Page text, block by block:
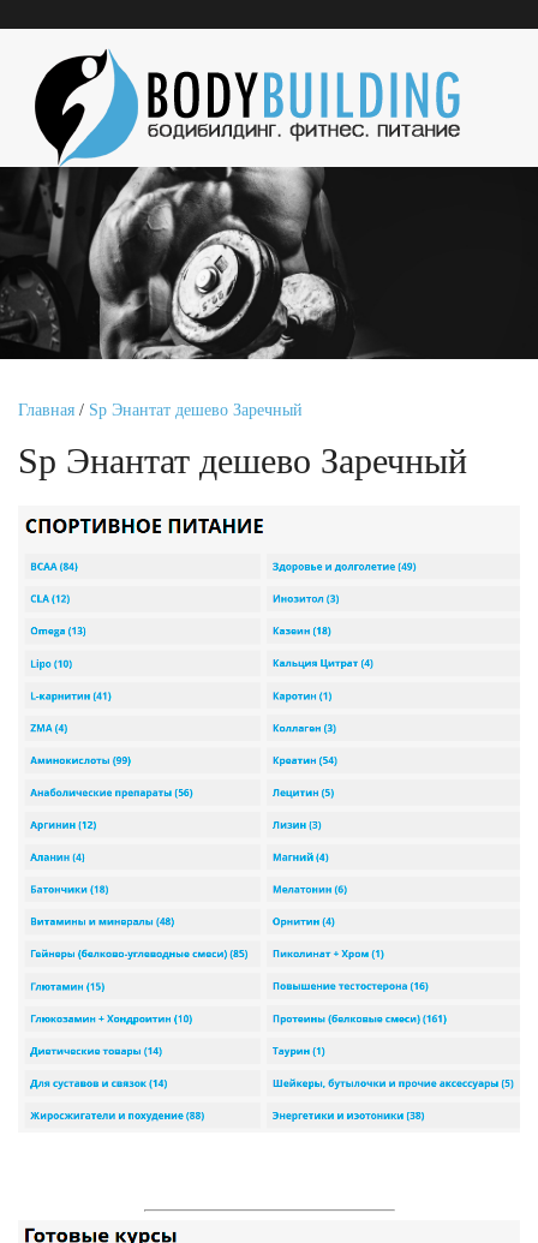
Главная / Sp Энантат дешево Заречный
Sp Энантат дешево Заречный